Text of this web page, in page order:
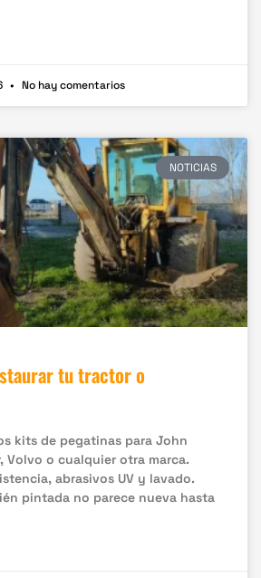
No hay comentarios
NOTICIAS
tu tractor o
kits de pegatinas para John
Volvo o cualquier otra marca.
abrasivos UV y lavado.
pintada no parece nueva hasta